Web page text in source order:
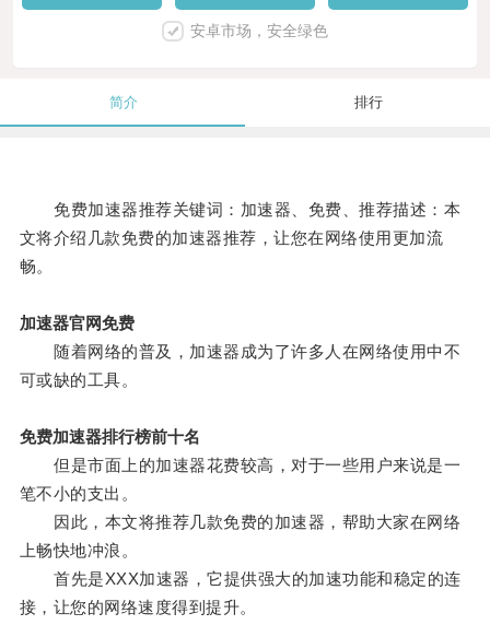
安卓市场，安全绿色
简介 排行
免费加速器推荐关键词：加速器、免费、推荐描述：本
文将介绍几款免费的加速器推荐，让您在网络使用更加流
畅。
加速器官网免费
随着网络的普及，加速器成为了许多人在网络使用中不
可或缺的工具。
免费加速器排行榜前十名
但是市面上的加速器花费较高，对于一些用户来说是一
笔不小的支出。
因此，本文将推荐几款免费的加速器，帮助大家在网络
上畅快地冲浪。
首先是XXX加速器，它提供强大的加速功能和稳定的连
接，让您的网络速度得到提升。